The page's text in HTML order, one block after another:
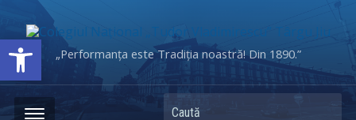
Deschide bara de unelte„Performanța este Tradiția noastră! Din 1890.”
Caută